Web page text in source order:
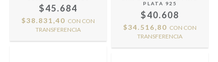
$45.684
$38.831,40 CON CON
TRANSFERENCIA
PLATA 925
$40.608
$34.516,80 CON CON
TRANSFERENCIA